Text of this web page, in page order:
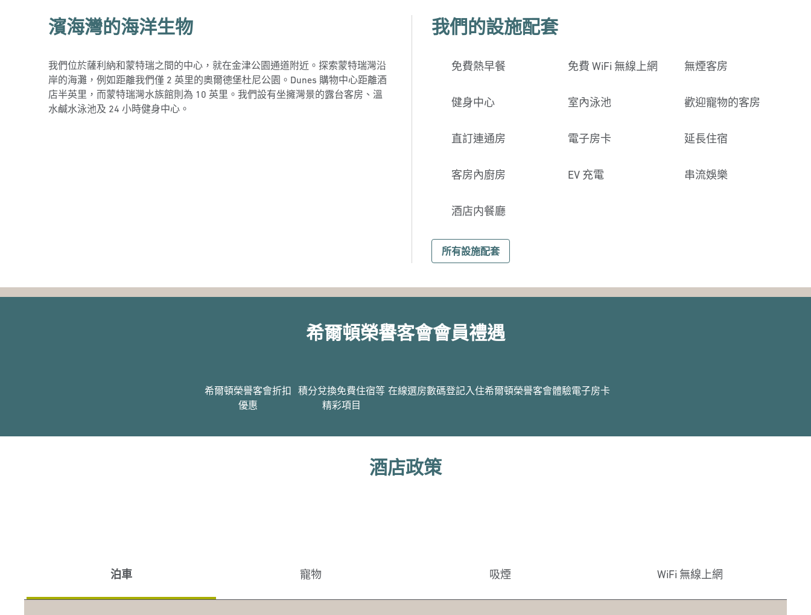
濱海灣的海洋生物
我們位於薩利納和蒙特瑞之間的中心，就在金津公園通道附近。探索蒙特瑞灣沿
岸的海灘，例如距離我們僅 2 英里的奧爾德堡杜尼公園。Dunes 購物中心距離酒
店半英里，而蒙特瑞灣水族館則為 10 英里。我們設有坐擁灣景的露台客房、溫
水鹹水泳池及 24 小時健身中心。
我們的設施配套
免費熱早餐 免費 WiFi 無線上網 無煙客房
健身中心 室內泳池 歡迎寵物的客房
直訂連通房 電子房卡 延長住宿
客房內廚房 EV 充電 串流娛樂
酒店内餐廳
所有設施配套
希爾頓榮譽客會會員禮遇
希爾頓榮譽客會折扣
優惠
積分兌換免費住宿等
精彩項目
在線選房數碼登記入住希爾頓榮譽客會體驗電子房卡
酒店政策
泊車 寵物 吸煙 WiFi 無線上網